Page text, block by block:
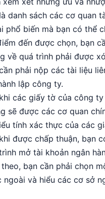
danh sách các cơ quan
phổ biến mà bạn có thể
đến được chọn, bạn
về quá trình phải được
phải nộp các tài liệu
lập công ty.
các giấy tờ của công
sẽ được các cơ quan
tính xác thực của các
được chấp thuận, bạn
mở tài khoản ngân
bạn cần phải chọn
ngoài và hiểu các cơ sở